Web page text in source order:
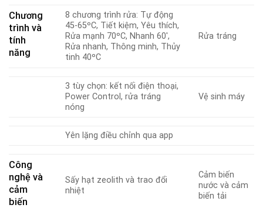
Chương
trình và
tính
năng
8 chương trình rửa: Tự động
45-65ºC, Tiết kiệm, Yêu thích,
Rửa mạnh 70ºC, Nhanh 60′,
Rửa nhanh, Thông minh, Thủy
tinh 40ºC
Rửa tráng
3 tùy chọn: kết nối điện thoại,
Power Control, rửa tráng
nóng
Vệ sinh máy
Yên lặng điều chỉnh qua app
Công
nghệ và
cảm
biến
Sấy hạt zeolith và trao đổi
nhiệt
Cảm biến
nước và cảm
biến tải